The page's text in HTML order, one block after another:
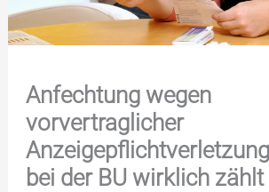
Anfechtung wegen
vorvertraglicher
bei der BU wirklich zählt